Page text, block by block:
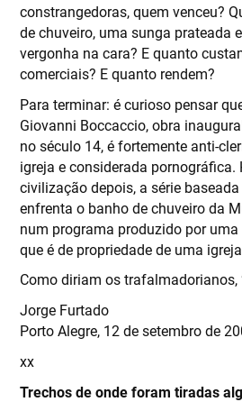
constrangedoras, quem venceu?
de chuveiro, uma sunga prateada
vergonha na cara? E quanto
comerciais? E quanto rendem?
Para terminar: é curioso pensar
Giovanni Boccaccio, obra
no século 14, é fortemente anti-
igreja e considerada pornográfica.
civilização depois, a série
enfrenta o banho de chuveiro da
num programa produzido por
que é de propriedade de uma
Como diriam os trafalmadorianos,
Jorge Furtado
Porto Alegre, 12 de setembro de
xx
Trechos de onde foram tiradas